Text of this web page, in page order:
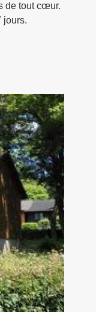
de tout cœur.
jours.